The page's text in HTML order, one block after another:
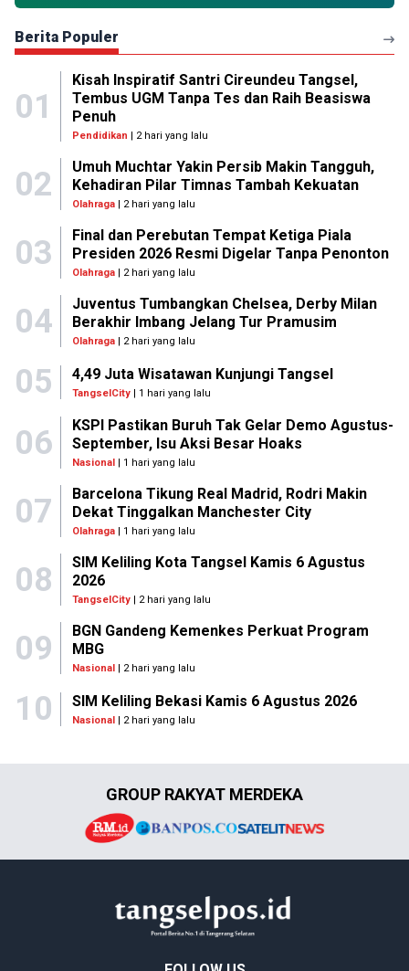
Berita Populer
01
Kisah Inspiratif Santri Cireundeu Tangsel,
Tembus UGM Tanpa Tes dan Raih Beasiswa
Penuh
Pendidikan | 2 hari yang lalu
02
Umuh Muchtar Yakin Persib Makin Tangguh,
Kehadiran Pilar Timnas Tambah Kekuatan
Olahraga| 2 hari yang lalu
03
Final dan Perebutan Tempat Ketiga Piala
Presiden 2026 Resmi Digelar Tanpa Penonton
Olahraga| 2 hari yang lalu
04
Juventus Tumbangkan Chelsea, Derby Milan
Berakhir Imbang Jelang Tur Pramusim
Olahraga| 2 hari yang lalu
05 4,49 Juta Wisatawan Kunjungi Tangsel
TangselCity | 1 hari yang lalu
06
KSPI Pastikan Buruh Tak Gelar Demo Agustus-
September, Isu Aksi Besar Hoaks
Nasional| 1 hari yang lalu
07
Barcelona Tikung Real Madrid, Rodri Makin
Dekat Tinggalkan Manchester City
Olahraga| 1 hari yang lalu
08
SIM Keliling Kota Tangsel Kamis 6 Agustus
2026
TangselCity| 2 hari yang lalu
09
BGN Gandeng Kemenkes Perkuat Program
MBG
Nasional| 2 hari yang lalu
10 SIM Keliling Bekasi Kamis 6 Agustus 2026
Nasional | 2 hari yang lalu
GROUP RAKYAT MERDEKA